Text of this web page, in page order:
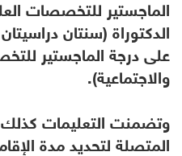
الدكتوراة (سنتان
على درجة الماجستير
والاجتماعية).
وتضمنت التعليمات
المتصلة لتحديد مدة